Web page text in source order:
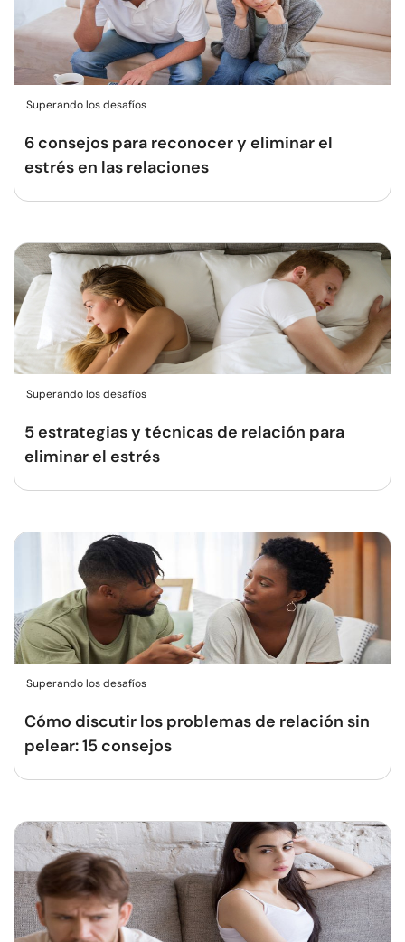
Superando los desafíos
6 consejos para reconocer y eliminar el
estrés en las relaciones
Superando los desafíos
5 estrategias y técnicas de relación para
eliminar el estrés
Superando los desafíos
Cómo discutir los problemas de relación sin
pelear: 15 consejos